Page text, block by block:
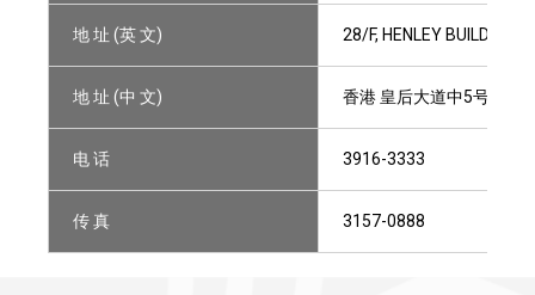
地 址 (英 文) 28/F, HENLEY BUILDING,
地 址 (中 文) 香港 皇后大道中5号衡怡
电 话 3916-3333
传 真 3157-0888